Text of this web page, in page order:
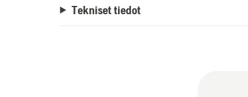
Tekniset tiedot